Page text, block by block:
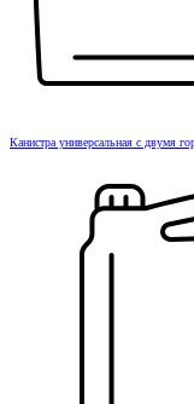
Канистра универсальная с двумя